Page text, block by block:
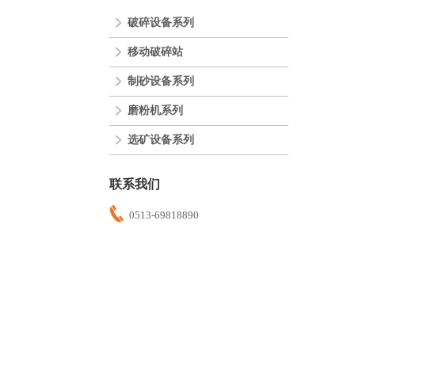
破碎设备系列
移动破碎站
制砂设备系列
磨粉机系列
选矿设备系列
联系我们
0513-69818890